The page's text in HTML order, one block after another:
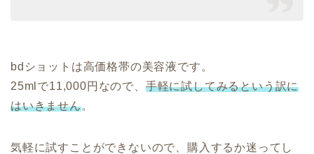
bdショットは高価格帯の美容液です。
25mlで11,000円なので、 手軽に試してみるという訳に
はいきません。
気軽に試すことができないので、購入するか迷ってし